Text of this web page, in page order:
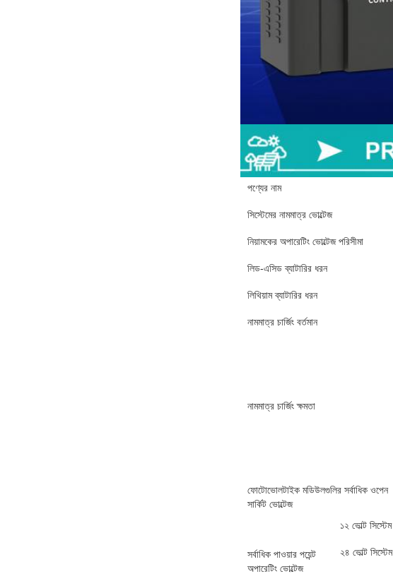
পণ্যের নাম
সিস্টেমের নামমাত্র ভোল্টেজ
নিয়ামকের অপারেটিং ভোল্টেজ পরিসীমা
লিড-এসিড ব্যাটারির ধরন
লিথিয়াম ব্যাটারির ধরন
নামমাত্র চার্জিং বর্তমান
নামমাত্র চার্জিং ক্ষমতা
ফোটোভোলটাইক মডিউলগুলির সর্বাধিক ওপেন
সার্কিট ভোল্টেজ
সর্বাধিক পাওয়ার পয়েন্ট
অপারেটিং ভোল্টেজ
১২ ভোল্ট সিস্টেম
২৪ ভোল্ট সিস্টেম